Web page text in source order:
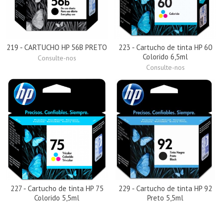
219 - CARTUCHO HP 56B PRETO
Consulte-nos
223 - Cartucho de tinta HP 60
Colorido 6,5ml
Consulte-nos
227 - Cartucho de tinta HP 75
Colorido 5,5ml
229 - Cartucho de tinta HP 92
Preto 5,5ml